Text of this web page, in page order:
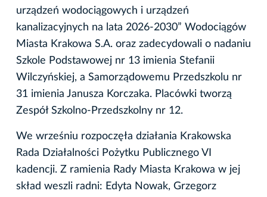
urządzeń wodociągowych i urządzeń
kanalizacyjnych na lata 2026-2030” Wodociągów
Miasta Krakowa S.A. oraz zadecydowali o nadaniu
Szkole Podstawowej nr 13 imienia Stefanii
Wilczyńskiej, a Samorządowemu Przedszkolu nr
31 imienia Janusza Korczaka. Placówki tworzą
Zespół Szkolno-Przedszkolny nr 12.
We wrześniu rozpoczęła działania Krakowska
Rada Działalności Pożytku Publicznego VI
kadencji. Z ramienia Rady Miasta Krakowa w jej
skład weszli radni: Edyta Nowak, Grzegorz